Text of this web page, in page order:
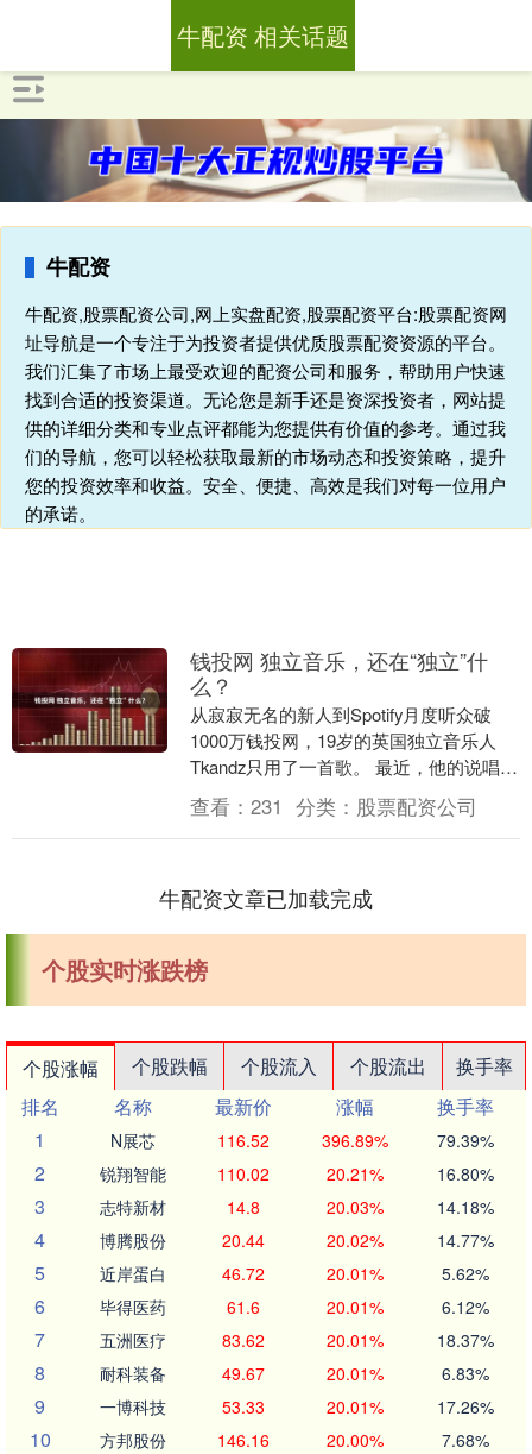
牛配资
牛配资,股票配资公司,网上实盘配资,股票配资平台:股票配资网
址导航是一个专注于为投资者提供优质股票配资资源的平台。
我们汇集了市场上最受欢迎的配资公司和服务，帮助用户快速
找到合适的投资渠道。无论您是新手还是资深投资者，网站提
供的详细分类和专业点评都能为您提供有价值的参考。通过我
们的导航，您可以轻松获取最新的市场动态和投资策略，提升
您的投资效率和收益。安全、便捷、高效是我们对每一位用户
的承诺。
牛配资 相关话题
钱投网 独立音乐，还在“独立”什
么？
从寂寂无名的新人到Spotify月度听众破
1000万钱投网，19岁的英国独立音乐人
Tkandz只用了一首歌。 最近，他的说唱歌
曲《Now or Never》在短....
查看： 231 分类： 股票配资公司
牛配资文章已加载完成
个股实时涨跌榜
个股涨幅 个股跌幅 个股流入 个股流出
换手率
排名
名称 最新价 涨幅
换手率
1
N展芯 116.52 396.89% 79.39%
2 锐翔智能 110.02 20.21% 16.80%
3 志特新材 14.8 20.03% 14.18%
4 博腾股份 20.44 20.02% 14.77%
5 近岸蛋白 46.72 20.01% 5.62%
6 毕得医药 61.6 20.01% 6.12%
7 五洲医疗 83.62 20.01% 18.37%
8 耐科装备 49.67 20.01% 6.83%
9 一博科技 53.33 20.01% 17.26%
10 方邦股份 146.16 20.00% 7.68%